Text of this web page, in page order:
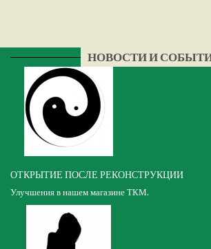
НОВОСТИ И
ОТКРЫТИЕ ПОСЛЕ РЕКОНСТРУКЦИИ
Улучшения в нашем магазине ТКМ.